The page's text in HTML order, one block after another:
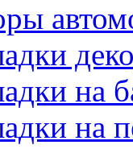
на
на